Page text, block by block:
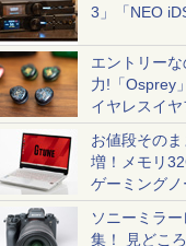
3」「NEO
エントリー
力!「Osprey
イヤレスイヤ
一気に聴く
お値段その
増！メモリ
ゲーミングノ
ソニーミラ
集！ 見どこ